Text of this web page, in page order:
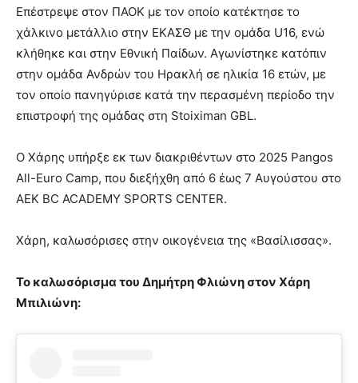
Επέστρεψε στον ΠΑΟΚ με τον οποίο κατέκτησε το
χάλκινο μετάλλιο στην ΕΚΑΣΘ με την ομάδα U16, ενώ
κλήθηκε και στην Εθνική Παίδων. Αγωνίστηκε κατόπιν
στην ομάδα Ανδρών του Ηρακλή σε ηλικία 16 ετών, με
τον οποίο πανηγύρισε κατά την περασμένη περίοδο την
επιστροφή της ομάδας στη Stoiximan GBL.
Ο Χάρης υπήρξε εκ των διακριθέντων στο 2025 Pangos
All-Euro Camp, που διεξήχθη από 6 έως 7 Αυγούστου στο
ΑΕΚ ΒC ACADEMY SPORTS CENTER.
Χάρη, καλωσόρισες στην οικογένεια της «Βασίλισσας».
Το καλωσόρισμα του Δημήτρη Φλιώνη στον Χάρη
Μπιλιώνη: